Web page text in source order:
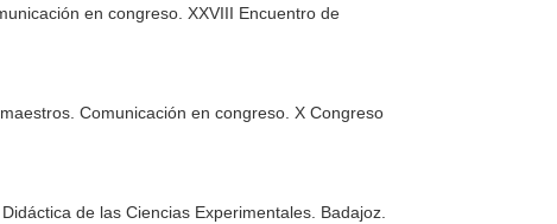
en congreso. XXVIII Encuentro de
Comunicación en congreso. X Congreso
de las Ciencias Experimentales. Badajoz.